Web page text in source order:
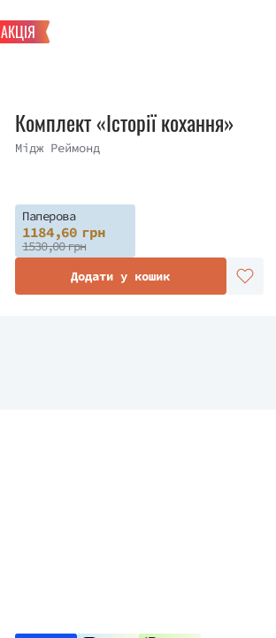
АКЦІЯ
Комплект «Історії кохання»
Мідж Реймонд
Паперова
1184,60 грн
1530,00 грн
Додати у кошик